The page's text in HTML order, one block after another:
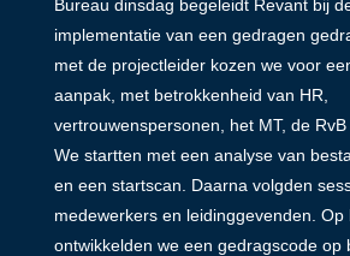
Bureau dinsdag begeleidt Revant bij
implementatie van een gedragen
met de projectleider kozen we voor
aanpak, met betrokkenheid van HR,
vertrouwenspersonen, het MT, de RvB
We startten met een analyse van
en een startscan. Daarna volgden
medewerkers en leidinggevenden. Op
ontwikkelden we een gedragscode op